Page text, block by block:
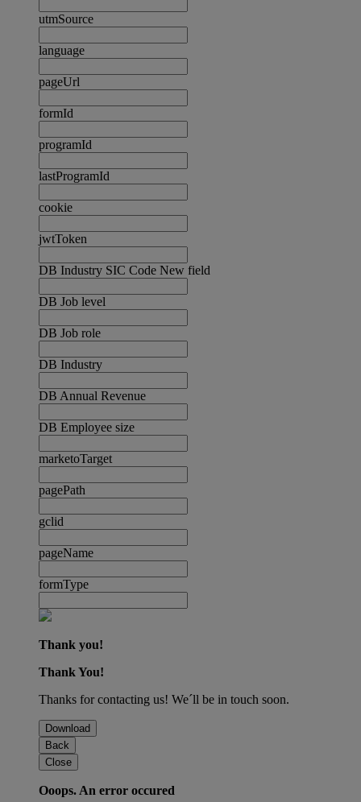
utmSource
language
pageUrl
formId
programId
lastProgramId
cookie
jwtToken
DB Industry SIC Code New field
DB Job level
DB Job role
DB Industry
DB Annual Revenue
DB Employee size
marketoTarget
pagePath
gclid
pageName
formType
Thank you!
Thank You!
Thanks for contacting us! We´ll be in touch soon.
Download
Back
Close
Ooops. An error occured